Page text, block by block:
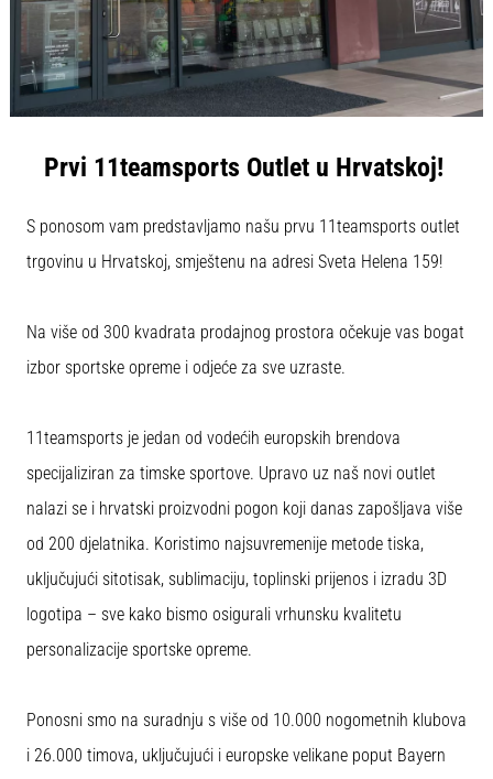
tisak
obradu
sportske
opreme
1. 7. 2025
1 min. čitanja
Play
for
Victories
Pripremi
ženski
2025
sa
službenim
dresovima
kopačkama
Nike,
adidas
Budi
dio
Prvi 11teamsports Outlet u Hrvatskoj!
S ponosom vam predstavljamo našu prvu 11teamsports outlet
trgovinu u Hrvatskoj, smještenu na adresi Sveta Helena 159!
Na više od 300 kvadrata prodajnog prostora očekuje vas bogat
izbor sportske opreme i odjeće za sve uzraste.
11teamsports je jedan od vodećih europskih brendova
specijaliziran za timske sportove. Upravo uz naš novi outlet
nalazi se i hrvatski proizvodni pogon koji danas zapošljava više
od 200 djelatnika. Koristimo najsuvremenije metode tiska,
uključujući sitotisak, sublimaciju, toplinski prijenos i izradu 3D
logotipa – sve kako bismo osigurali vrhunsku kvalitetu
personalizacije sportske opreme.
Ponosni smo na suradnju s više od 10.000 nogometnih klubova
i 26.000 timova, uključujući i europske velikane poput Bayern